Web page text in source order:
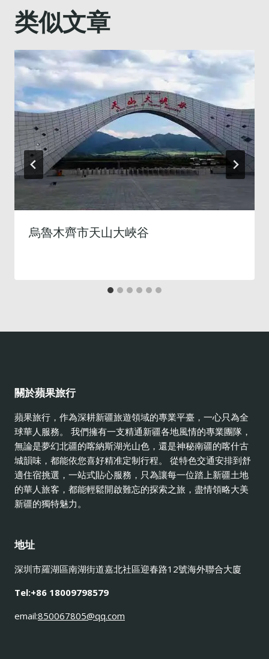
类似文章
烏魯木齊市天山大峽谷
關於蘋果旅行
蘋果旅行，作為深耕新疆旅遊領域的專業平臺，一心只為全
球華人服務。 我們擁有一支精通新疆各地風情的專業團隊，
無論是夢幻北疆的喀納斯湖光山色，還是神秘南疆的喀什古
城韻味，都能依您喜好精准定制行程。 從特色交通安排到舒
適住宿挑選，一站式貼心服務，只為讓每一位踏上新疆土地
的華人旅客，都能輕鬆開啟難忘的探索之旅，盡情領略大美
新疆的獨特魅力。
地址
深圳市羅湖區南湖街道嘉北社區迎春路12號海外聯合大廈
Tel:+86 18009798579
email:850067805@qq.com